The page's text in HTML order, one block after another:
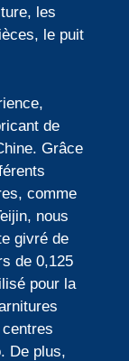
les
le puit
de
Grâce
comme
nous
givré de
de 0,125
pour la
De plus,